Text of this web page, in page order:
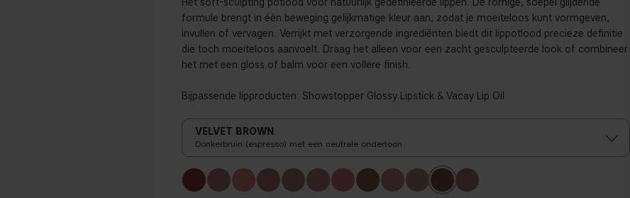
Het soft-sculpting potlood voor natuurlijk gedefinieerde lippen. De romige, soepel glijdende
formule brengt in één beweging gelijkmatige kleur aan, zodat je moeiteloos kunt vormgeven,
invullen of vervagen. Verrijkt met verzorgende ingrediënten biedt dit lippotlood precieze definitie
die toch moeiteloos aanvoelt. Draag het alleen voor een zacht gesculpteerde look of combineer
het met een gloss of balm voor een vollere finish.
Bijpassende lipproducten: Showstopper Glossy Lipstick & Vacay Lip Oil
VELVET BROWN
Donkerbruin (espresso) met een neutrale ondertoon